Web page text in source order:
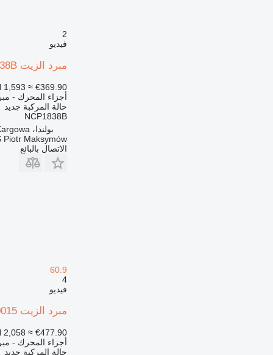
2
فيديو
مبرد الزيت Maximus NCP1838B لـ رافعة تلسكوبية Dieci
1,593 ≈ €369.90
أجزاء المحرك -
حالة المركبة جديد
NCP1838B
بولندا، Kargowa
Piotr Maksymów
الاتصال بالبائع
60.9
4
فيديو
مبرد الزيت Maximus NCP0015 لـ رافعة تلسكوبية Dieci SAMSON 60.9
2,058 ≈ €477.90
أجزاء المحرك -
حالة المركبة جديد